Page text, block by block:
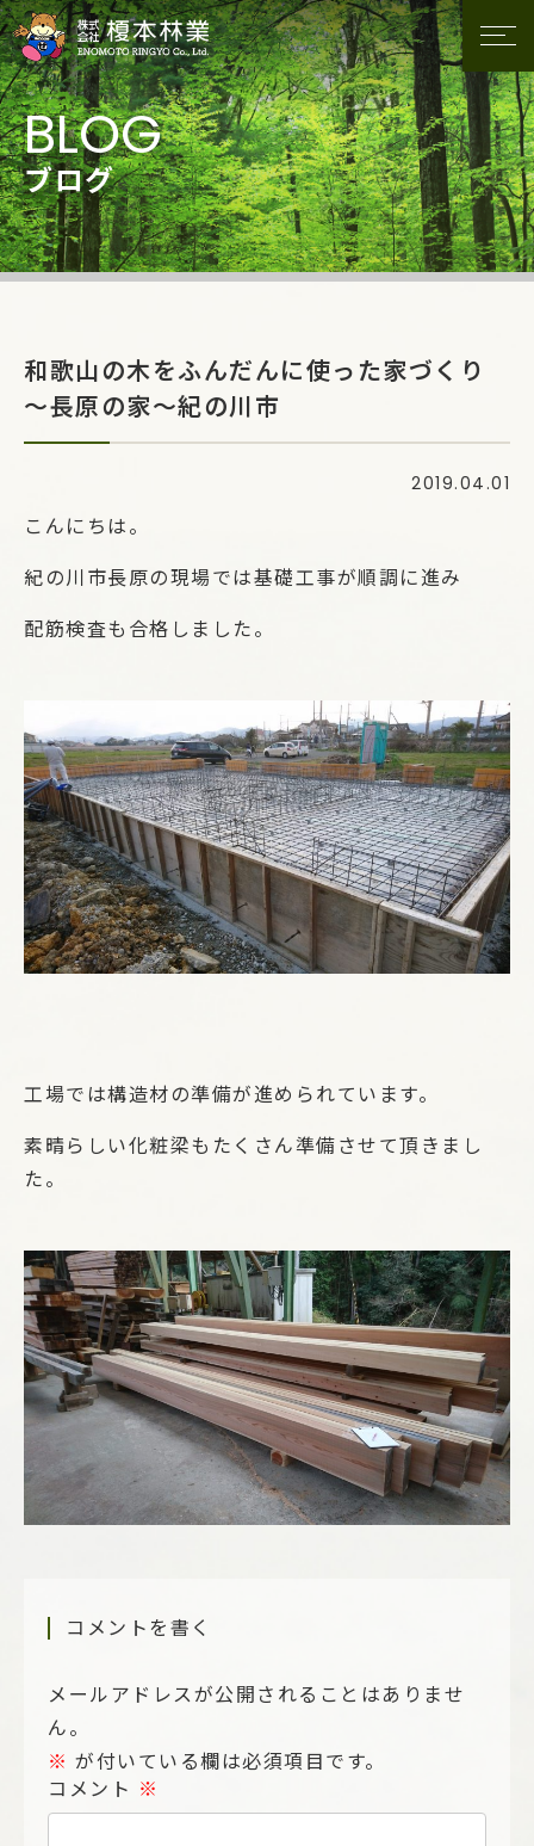
ブログ
和歌山の木をふんだんに使った家づくり
～長原の家～紀の川市
2019.04.01
こんにちは。
紀の川市長原の現場では基礎工事が順調に進み
配筋検査も合格しました。
工場では構造材の準備が進められています。
素晴らしい化粧梁もたくさん準備させて頂きまし
た。
コメントを書く
メールアドレスが公開されることはありませ
ん。
※ が付いている欄は必須項目です。
コメント ※